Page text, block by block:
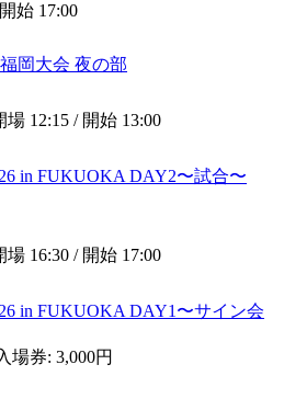
開始 17:00
岡大会 夜の部
場 12:15 / 開始 13:00
in FUKUOKA DAY2〜試合〜
場 16:30 / 開始 17:00
in FUKUOKA DAY1〜サイン会
場券: 3,000円